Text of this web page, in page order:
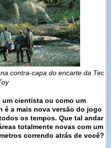
contra-capa do encarte da Tec
cientista ou como um
é a mais nova versão do jogo
os tempos. Que tal andar
totalmente novas com um
correndo atrás de você?